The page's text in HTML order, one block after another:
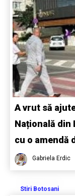
A vrut să
Națională
cu o amendă
Gabriela Erdic
Stiri Botosani